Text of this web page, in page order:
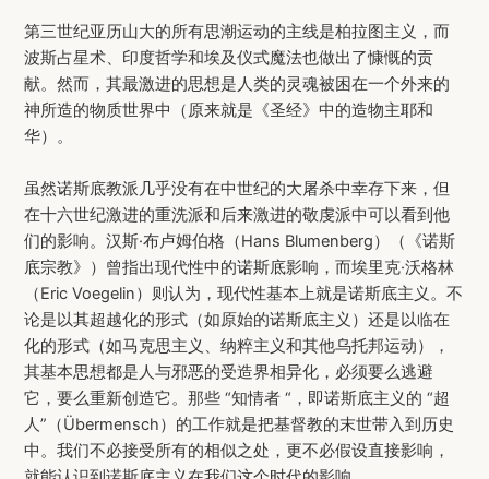
第三世纪亚历山大的所有思潮运动的主线是柏拉图主义，而
波斯占星术、印度哲学和埃及仪式魔法也做出了慷慨的贡
献。然而，其最激进的思想是人类的灵魂被困在一个外来的
神所造的物质世界中（原来就是《圣经》中的造物主耶和
华）。
虽然诺斯底教派几乎没有在中世纪的大屠杀中幸存下来，但
在十六世纪激进的重洗派和后来激进的敬虔派中可以看到他
们的影响。汉斯·布卢姆伯格（Hans Blumenberg）（《诺斯
底宗教》）曾指出现代性中的诺斯底影响，而埃里克·沃格林
（Eric Voegelin）则认为，现代性基本上就是诺斯底主义。不
论是以其超越化的形式（如原始的诺斯底主义）还是以临在
化的形式（如马克思主义、纳粹主义和其他乌托邦运动），
其基本思想都是人与邪恶的受造界相异化，必须要么逃避
它，要么重新创造它。那些 “知情者 “，即诺斯底主义的 “超
人”（Übermensch）的工作就是把基督教的末世带入到历史
中。我们不必接受所有的相似之处，更不必假设直接影响，